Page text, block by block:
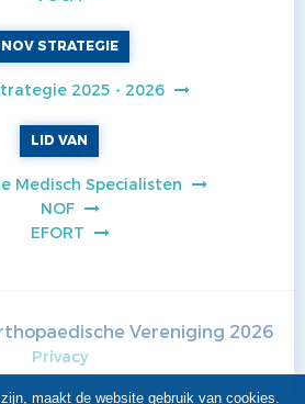
NOV STRATEGIE
2025 - 2026
LID VAN
Medisch Specialisten
NOF
EFORT
Vereniging 2026
Privacy
maakt de website gebruik van cookies.